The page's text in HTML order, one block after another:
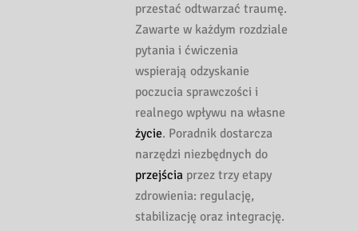
przestać odtwarzać traumę.
Zawarte w każdym rozdziale
pytania i ćwiczenia
wspierają odzyskanie
poczucia sprawczości i
realnego wpływu na własne
życie. Poradnik dostarcza
narzędzi niezbędnych do
przejścia przez trzy etapy
zdrowienia: regulację,
stabilizację oraz integrację.